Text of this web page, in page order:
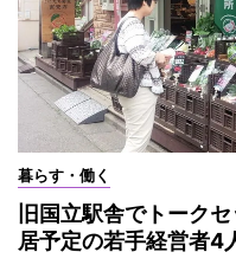
暮らす・働く
旧国立駅舎でトーク
居予定の若手経営者4